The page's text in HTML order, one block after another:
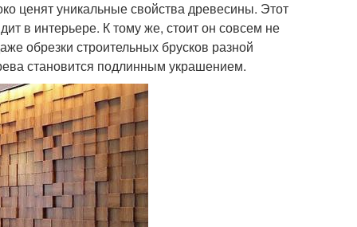
ценят уникальные свойства древесины. Этот
в интерьере. К тому же, стоит он совсем не
обрезки строительных брусков разной
становится подлинным украшением.